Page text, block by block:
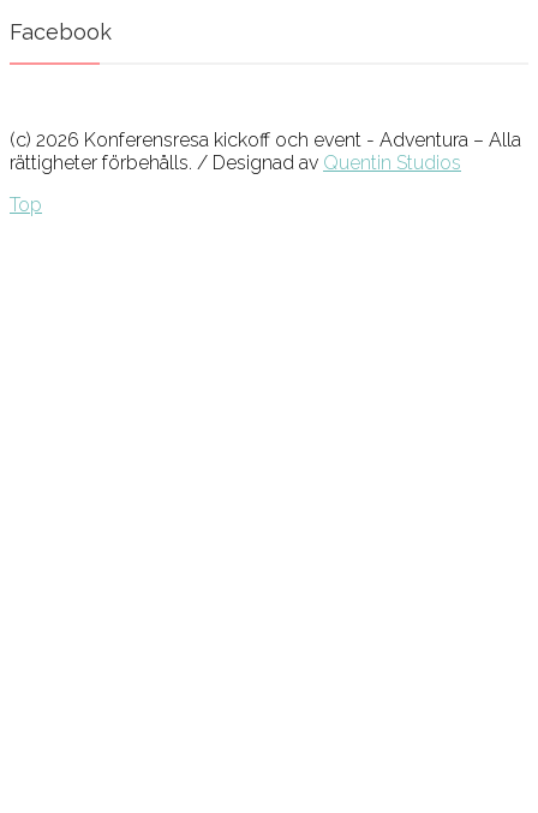
Facebook
(c) 2026 Konferensresa kickoff och event - Adventura – Alla
rättigheter förbehålls. / Designad av Quentin Studios
Top